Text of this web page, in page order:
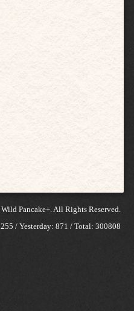
Wild Pancake+ . All Rights Reserved.
255 / Yesterday: 871 / Total: 300808